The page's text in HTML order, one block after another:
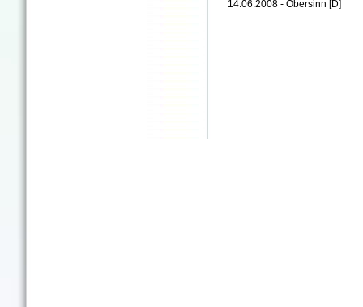
14.06.2008 - Obersinn [D]